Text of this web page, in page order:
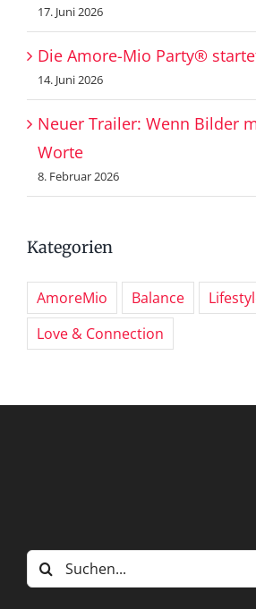
17. Juni 2026
Die Amore-Mio Party®
14. Juni 2026
Neuer Trailer: Wenn Bilder
Worte
8. Februar 2026
Kategorien
AmoreMio Balance
Love & Connection
Suche
nach: